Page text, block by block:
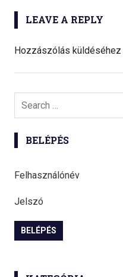
navigáció
LEAVE A REPLY
Hozzászólás küldéséhez
BELÉPÉS
Felhasználónév
Jelszó